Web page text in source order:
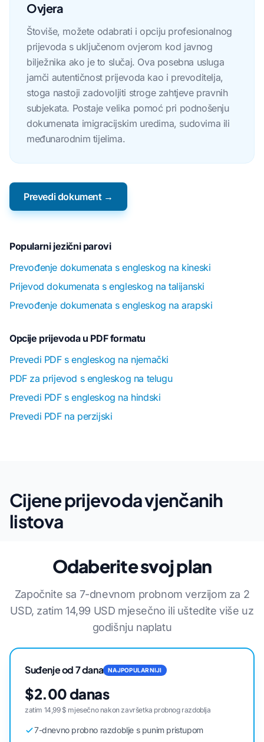
Ovjera
Štoviše, možete odabrati i opciju profesionalnog
prijevoda s uključenom ovjerom kod javnog
bilježnika ako je to slučaj. Ova posebna usluga
jamči autentičnost prijevoda kao i prevoditelja,
stoga nastoji zadovoljiti stroge zahtjeve pravnih
subjekata. Postaje velika pomoć pri podnošenju
dokumenata imigracijskim uredima, sudovima ili
međunarodnim tijelima.
Prevedi dokument →
Popularni jezični parovi
Prevođenje dokumenata s engleskog na kineski
Prijevod dokumenata s engleskog na talijanski
Prevođenje dokumenata s engleskog na arapski
Opcije prijevoda u PDF formatu
Prevedi PDF s engleskog na njemački
PDF za prijevod s engleskog na telugu
Prevedi PDF s engleskog na hindski
Prevedi PDF na perzijski
Cijene prijevoda vjenčanih
listova
Odaberite svoj plan
Započnite sa 7-dnevnom probnom verzijom za 2
USD, zatim 14,99 USD mjesečno ili uštedite više uz
godišnju naplatu
Suđenje od 7 dana NAJPOPULARNIJI
$2.00 danas
zatim 14,99 $ mjesečno nakon završetka probnog razdoblja
7-dnevno probno razdoblje s punim pristupom